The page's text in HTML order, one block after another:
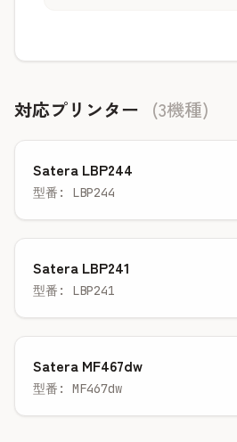
対応プリンター (3機種)
Satera LBP244
型番: LBP244
Satera LBP241
型番: LBP241
Satera MF467dw
型番: MF467dw